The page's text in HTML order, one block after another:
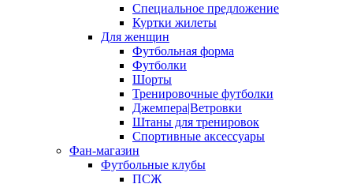
Специальное предложение
Куртки жилеты
Для женщин
Футбольная форма
Футболки
Шорты
Тренировочные футболки
Джемпера|Ветровки
Штаны для тренировок
Спортивные аксессуары
Фан-магазин
Футбольные клубы
ПСЖ